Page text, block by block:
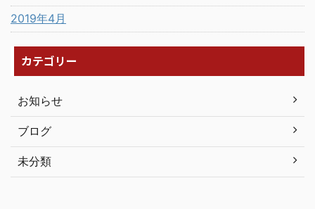
2019年4月
カテゴリー
お知らせ
ブログ
未分類